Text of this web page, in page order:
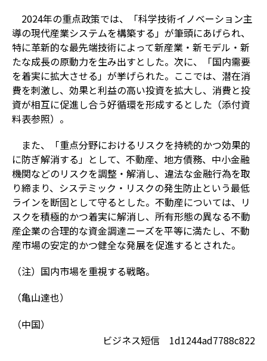
2024年の重点政策では、「科学技術イノベーション主
導の現代産業システムを構築する」が筆頭にあげられ、
特に革新的な最先端技術によって新産業・新モデル・新
たな成長の原動力を生み出すとした。次に、「国内需要
を着実に拡大させる」が挙げられた。ここでは、潜在消
費を刺激し、効果と利益の高い投資を拡大し、消費と投
資が相互に促進し合う好循環を形成するとした（添付資
料表参照）。
また、「重点分野におけるリスクを持続的かつ効果的
に防ぎ解消する」として、不動産、地方債務、中小金融
機関などのリスクを調整・解消し、違法な金融行為を取
り締まり、システミック・リスクの発生防止という最低
ラインを断固として守るとした。不動産については、リ
スクを積極的かつ着実に解消し、所有形態の異なる不動
産企業の合理的な資金調達ニーズを平等に満たし、不動
産市場の安定的かつ健全な発展を促進するとされた。
（注）国内市場を重視する戦略。
（亀山達也）
（中国）
ビジネス短信 1d1244ad7788c822